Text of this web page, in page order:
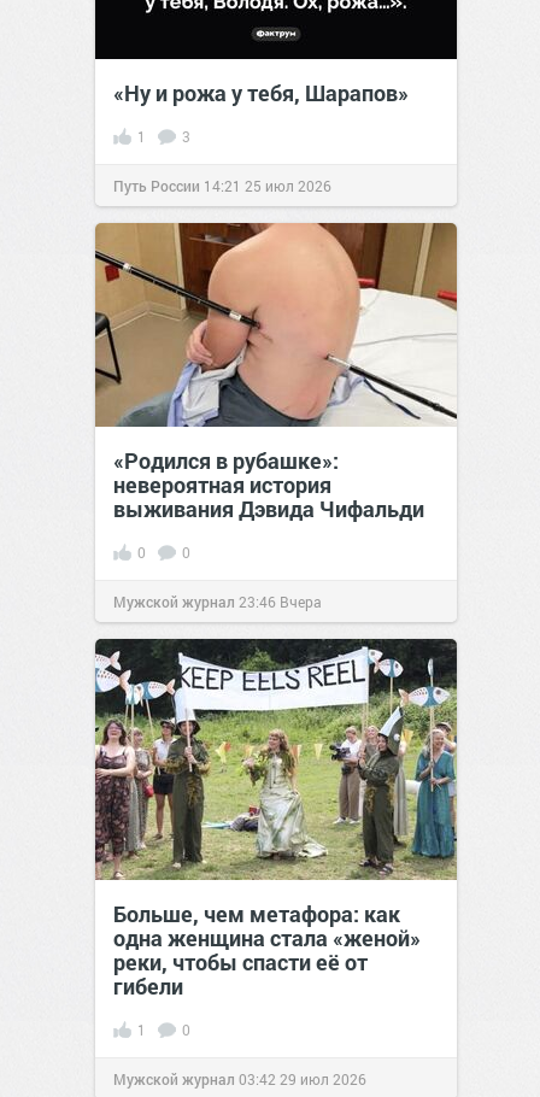
«Ну и рожа у тебя, Шарапов»
1 3
Путь России 14:21 25 июл 2026
«Родился в рубашке»:
невероятная история
выживания Дэвида Чифальди
0 0
Мужской журнал 23:46 Вчера
Больше, чем метафора: как
одна женщина стала «женой»
реки, чтобы спасти её от
гибели
1 0
Мужской журнал 03:42 29 июл 2026